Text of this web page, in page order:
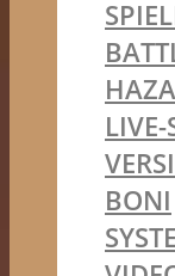
LIVE-
BONI